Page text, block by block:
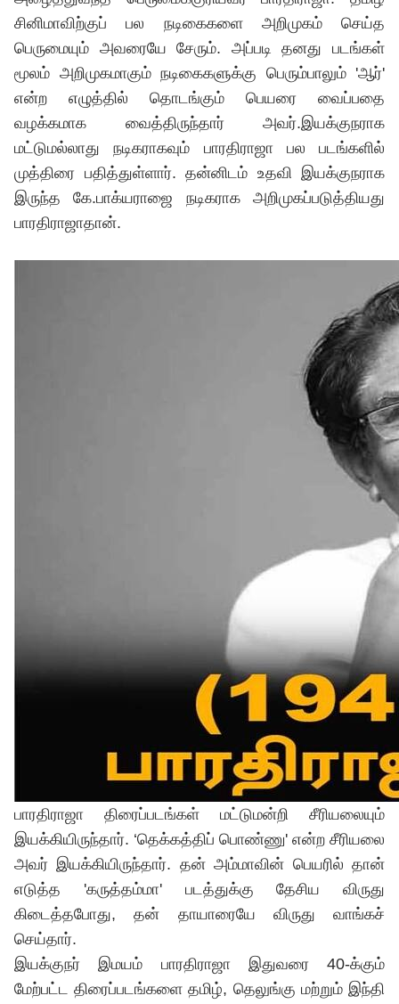
சினிமாவிற்குப் பல நடிகைகளை அறிமுகம் செய்த
பெருமையும் அவரையே சேரும். அப்படி தனது படங்கள்
மூலம் அறிமுகமாகும் நடிகைகளுக்கு பெரும்பாலும் 'ஆர்'
என்ற எழுத்தில் தொடங்கும் பெயரை வைப்பதை
வழக்கமாக வைத்திருந்தார் அவர்.இயக்குநராக
மட்டுமல்லாது நடிகராகவும் பாரதிராஜா பல படங்களில்
முத்திரை பதித்துள்ளார். தன்னிடம் உதவி இயக்குநராக
இருந்த கே.பாக்யராஜை நடிகராக அறிமுகப்படுத்தியது
பாரதிராஜாதான்.
பாரதிராஜா திரைப்படங்கள் மட்டுமன்றி சீரியலையும்
இயக்கியிருந்தார். ‘தெக்கத்திப் பொண்ணு' என்ற சீரியலை
அவர் இயக்கியிருந்தார். தன் அம்மாவின் பெயரில் தான்
எடுத்த 'கருத்தம்மா' படத்துக்கு தேசிய விருது
கிடைத்தபோது, தன் தாயாரையே விருது வாங்கச்
செய்தார்.
இயக்குநர் இமயம் பாரதிராஜா இதுவரை 40-க்கும்
மேற்பட்ட திரைப்படங்களை தமிழ், தெலுங்கு மற்றும் இந்தி